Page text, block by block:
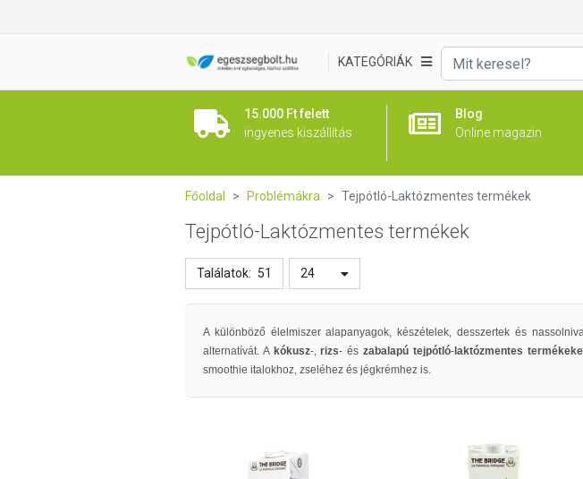
KATEGÓRIÁK
15.000 Ft felett
ingyenes kiszállítás
Blog
Online magazin
Főoldal Problémákra Tejpótló-Laktózmentes termékek
Tejpótló-Laktózmentes termékek
Találatok: 51 24
A különböző élelmiszer alapanyagok, készételek, desszertek és
alternatívát. A kókusz-,rizs- és zabalapú tejpótló-laktózmentes
smoothie italokhoz, zseléhez és jégkrémhez is.